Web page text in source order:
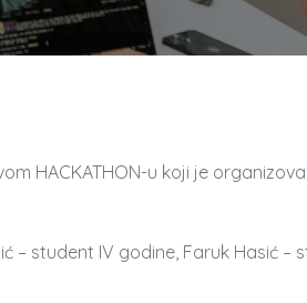
HACKATHON-u koji je
– student IV godine, Faruk Hasić –